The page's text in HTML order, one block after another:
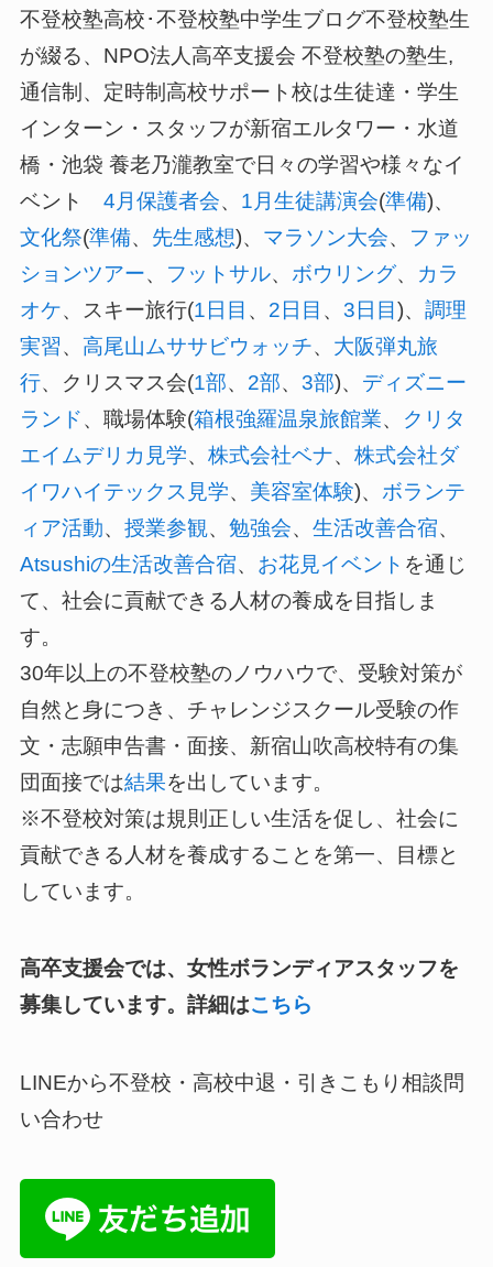
不登校塾高校･不登校塾中学生ブログ不登校塾生
が綴る、 NPO法人高卒支援会 不登校塾の塾生,
通信制、定時制高校サポート校は生徒達・学生
インターン・スタッフが新宿エルタワー・水道
橋・池袋 養老乃瀧教室で日々の学習や様々なイ
ベント 4 月保護者会、 1 月生徒講演会(準備)、
文化祭(準備、 先生感想)、 マラソン大会、 ファッ
ションツアー、 フットサル、 ボウリング、 カラ
オケ、スキー旅行(1日目 、 2日目 、 3日目)、 調理
実習、 高尾山ムササビウォッチ、 大阪弾丸旅
行、クリスマス会(1部、 2部、 3部)、 ディズニー
ランド、職場体験(箱根強羅温泉旅館業、 クリタ
エイムデリカ見学、 株式会社ベナ、 株式会社ダ
イワハイテックス見学、 美容室体験)、 ボランテ
ィア活動、 授業参観、 勉強会、 生活改善合宿、
Atsushiの生活改善合宿、 お花見イベント を通じ
て、社会に貢献できる人材の養成を目指しま
す。
30年以上の不登校塾のノウハウで、受験対策が
自然と身につき、チャレンジスクール受験の作
文・志願申告書・面接、新宿山吹高校特有の集
団面接では結果を出しています。
※不登校対策は規則正しい生活を促し、社会に
貢献できる人材を養成することを第一、目標と
しています。
高卒支援会では、女性ボランディアスタッフを
募集しています。詳細はこちら
LINEから不登校・高校中退・引きこもり相談問
い合わせ